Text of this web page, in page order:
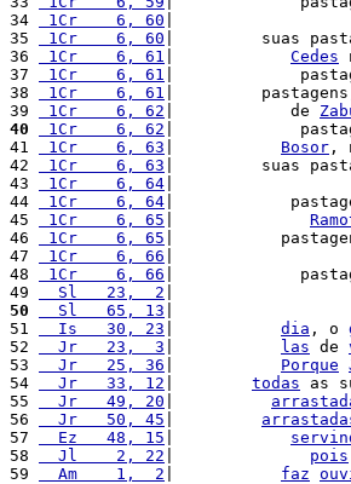
34
1Cr    6, 60 |
35
1Cr    6, 60 |         suas
36
1Cr    6, 61 Cedes
37
1Cr    6, 61 |
38
1Cr    6, 61 |
39
1Cr    6, 62 |            de
40
1Cr    6, 62 |
41
1Cr    6, 63 Bosor ,
42
1Cr    6, 63 |         suas
43
1Cr    6, 64 |
44
1Cr    6, 64 |
45
1Cr    6, 65
46
1Cr    6, 65 |
47
1Cr    6, 66 |
48
1Cr    6, 66 |
49
  Sl   23,  2
|
50
  Sl   65, 13
|
51
  Is   30, 23
dia , o
52
  Jr   23,  3
las de
53
  Jr   25, 36
Porque
54
  Jr   33, 12
todas as
55
  Jr   49, 20
56
  Jr   50, 45
57
  Ez   48, 15
58
  Jl    2, 22
pois
59
  Am    1,  2
faz